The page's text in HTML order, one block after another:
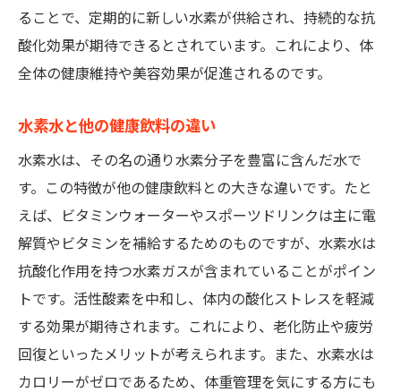
水素水の選び方と効果的な摂取量のポイント
市場に出回っている水素水の種類
高品質な水素水の見分け方
水素水の保存方法とその影響
適切な摂取量とその理由
過剰摂取を避けるための注意点
初めての水素水：基本的な飲み方
効率的に水素を取り入れるための方法
水素水の飲み方と健康維持のコツ
日常生活に取り入れるためのアイデア
ることで、定期的に新しい水素が供給され、持続的な抗
酸化効果が期待できるとされています。これにより、体
全体の健康維持や美容効果が促進されるのです。
水素水と他の健康飲料の違い
水素水は、その名の通り水素分子を豊富に含んだ水で
す。この特徴が他の健康飲料との大きな違いです。たと
えば、ビタミンウォーターやスポーツドリンクは主に電
解質やビタミンを補給するためのものですが、水素水は
抗酸化作用を持つ水素ガスが含まれていることがポイン
トです。活性酸素を中和し、体内の酸化ストレスを軽減
する効果が期待されます。これにより、老化防止や疲労
回復といったメリットが考えられます。また、水素水は
カロリーがゼロであるため、体重管理を気にする方にも